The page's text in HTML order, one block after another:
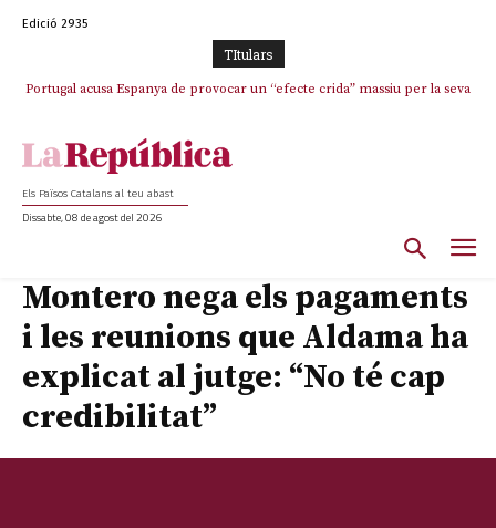
Edició 2935
TItulars
Portugal acusa Espanya de provocar un “efecte crida” massiu per la seva
El col·lapse de l’operació de Marc Puigtió a Girona: desbandada de
Els Països Catalans al teu abast
Dissabte, 08 de agost del 2026
Montero nega els pagaments
i les reunions que Aldama ha
explicat al jutge: “No té cap
credibilitat”